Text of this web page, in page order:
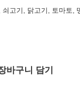
고기, 닭고기, 토마토,
바구니 담기